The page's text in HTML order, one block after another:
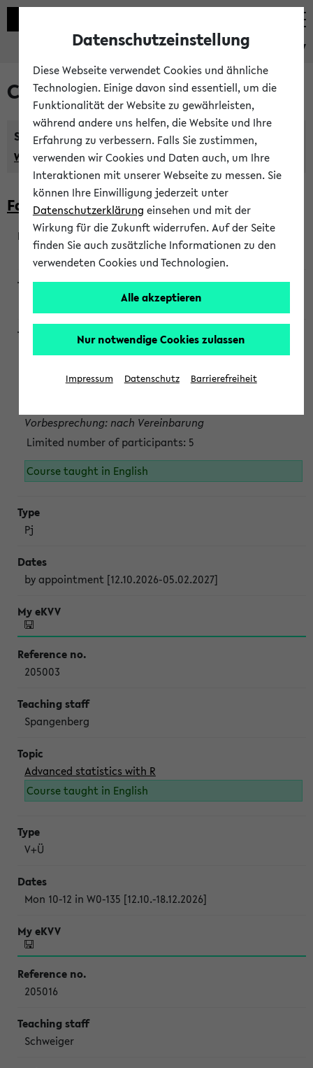
eKVV
Courses taught in English
Semester:
WiSe 2026/2027 SoSe 2026 Previous...
Faculty of Biology
200923
Wendisch, Peters-Wendisch, Stegelmann
Projektmodul "Bakterielle Biotechnologie"
Persönliche Anmeldung beim Veranstalter ist unbedingt
Vorbesprechung: nach Vereinbarung
Limited number of participants: 5
Course taught in English
Pj
by appointment [12.10.2026-05.02.2027]
205003
Spangenberg
Advanced statistics with R
Course taught in English
V+Ü
Mon 10-12 in W0-135 [12.10.-18.12.2026]
205016
Schweiger
Datenschutzeinstellung
Diese Webseite verwendet Cookies und ähnliche
Technologien. Einige davon sind essentiell, um die
Funktionalität der Website zu gewährleisten,
während andere uns helfen, die Website und Ihre
Erfahrung zu verbessern. Falls Sie zustimmen,
verwenden wir Cookies und Daten auch, um Ihre
Interaktionen mit unserer Webseite zu messen. Sie
können Ihre Einwilligung jederzeit unter
Datenschutzerklärung einsehen und mit der
Wirkung für die Zukunft widerrufen. Auf der Seite
finden Sie auch zusätzliche Informationen zu den
verwendeten Cookies und Technologien.
Alle akzeptieren
Nur notwendige Cookies zulassen
Impressum Datenschutz Barrierefreiheit